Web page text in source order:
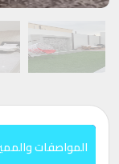
المواصفات